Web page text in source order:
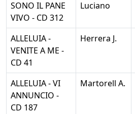
SONO IL PANE
VIVO - CD 312
Luciano
ALLELUIA -
VENITE A ME -
CD 41
Herrera J.
ALLELUIA - VI
ANNUNCIO -
CD 187
Martorell A.